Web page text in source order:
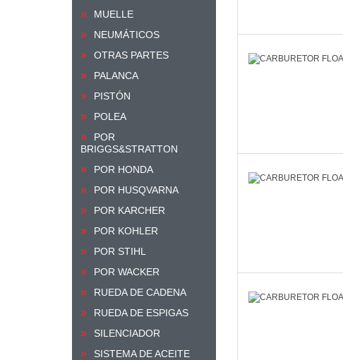
MUELLE
NEUMÁTICOS
OTRAS PARTES
PALANCA
PISTÓN
POLEA
POR
BRIGGS&STRATTON
POR HONDA
POR HUSQVARNA
POR KARCHER
POR KOHLER
POR STIHL
POR WACKER
RUEDA DE CADENA
RUEDA DE ESPIGAS
SILENCIADOR
SISTEMA DE ACEITE